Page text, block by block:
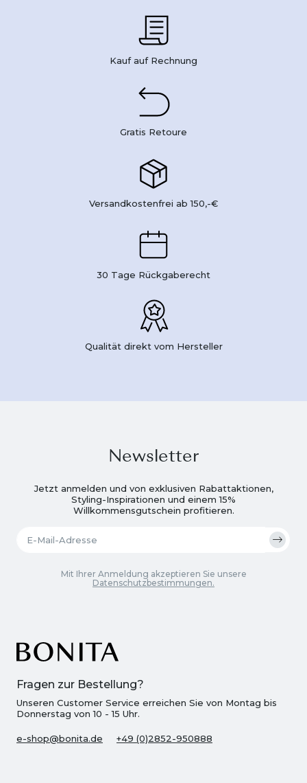
Kauf auf Rechnung
Gratis Retoure
Versandkostenfrei ab 150,-€
30 Tage Rückgaberecht
Qualität direkt vom Hersteller
Fragen zur Bestellung?
Unseren Customer Service erreichen Sie von Montag bis
Donnerstag von 10 - 15 Uhr.
e-shop@bonita.de +49 (0)2852-950888
Newsletter
Jetzt anmelden und von exklusiven Rabattaktionen,
Styling-Inspirationen und einem 15%
Willkommensgutschein profitieren.
Mit Ihrer Anmeldung akzeptieren Sie unsere
Datenschutzbestimmungen.